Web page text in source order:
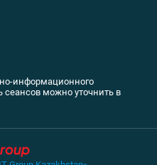
информационного
можно уточнить в